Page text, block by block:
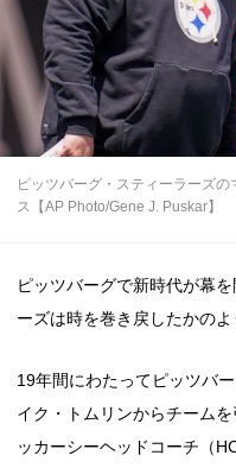
ピッツバーグ・スティーラーズ
ス【AP Photo/Gene J. Puskar】
ピッツバーグで新時代が幕
ーズは時を巻き戻したかのよ
19年間にわたってピッツバ
イク・トムリンからチーム
ッカーシーヘッドコーチ（